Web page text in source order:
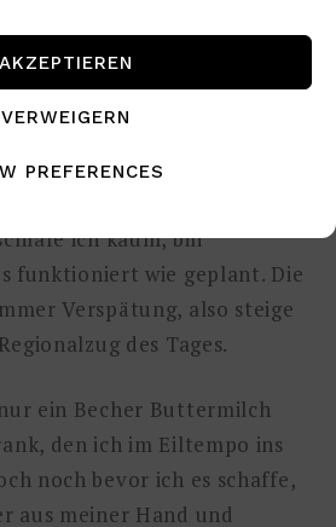
AKZEPTIEREN
VERWEIGERN
PREFERENCES
ins Festzelt des
ich kaum, bin
funktioniert wie geplant. Die
Verspätung, also steige
des Tages.
ein Becher Buttermilch
den ich im Eiltempo ins
noch bevor ich es schaffe,
aus meiner Hand und